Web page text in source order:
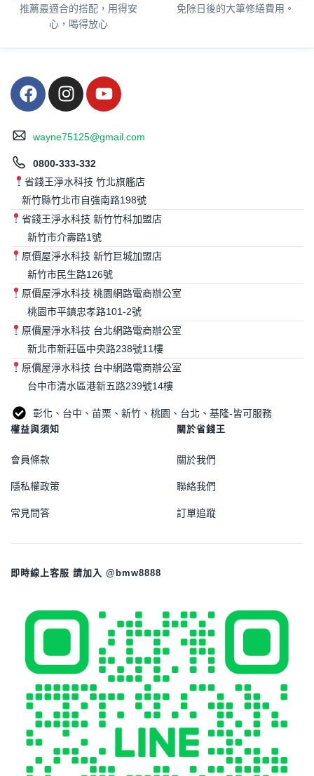
推薦最適合的搭配，用得安
心，喝得放心
免除日後的大筆修繕費用。
wayne75125@gmail.com
0800-333-332
省錢王淨水科技 竹北旗艦店
新竹縣竹北市自強南路198號
省錢王淨水科技 新竹竹科加盟店
新竹市介壽路1號
原價屋淨水科技 新竹巨城加盟店
新竹市民生路126號
原價屋淨水科技 桃園網路電商辦公室
桃園市平鎮忠孝路101-2號
原價屋淨水科技 台北網路電商辦公室
新北市新莊區中央路238號11樓
原價屋淨水科技 台中網路電商辦公室
台中市清水區港新五路239號14樓
彰化、台中、苗栗、新竹、桃園、台北、基隆-皆可服務
權益與須知
會員條款
隱私權政策
常見問答
關於省錢王
關於我們
聯絡我們
訂單追蹤
即時線上客服 請加入 @bmw8888